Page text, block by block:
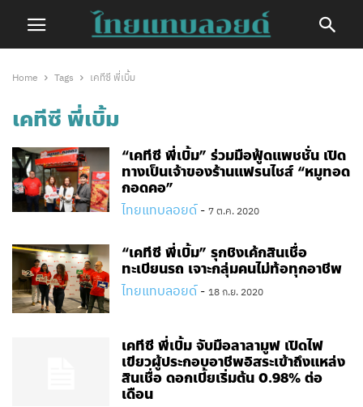
Home Tags เคทีซี พี่เบิ้ม
เคทีซี พี่เบิ้ม
“เคทีซี พี่เบิ้ม” ร่วมมือฟู้ดแพชชั่น เปิด
ทางเป็นเจ้าของร้านแฟรนไชส์ “หมูทอด
กอดคอ”
ไทยแทบลอยด์ - 7 ต.ค. 2020
“เคทีซี พี่เบิ้ม” รุกชิงเค้กสินเชื่อ
ทะเบียนรถ เจาะกลุ่มคนไม่ท้อทุกอาชีพ
ไทยแทบลอยด์ - 18 ก.ย. 2020
เคทีซี พี่เบิ้ม จับมือลาลามูฟ เปิดไฟ
เขียวผู้ประกอบอาชีพอิสระเข้าถึงแหล่ง
สินเชื่อ ดอกเบี้ยเริ่มต้น 0.98% ต่อ
เดือน